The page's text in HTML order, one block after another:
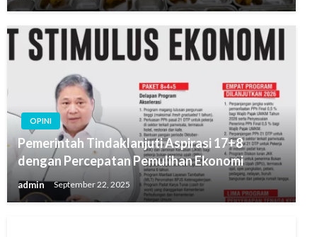
OPINI
Pemerintah Tindaklanjuti Aspirasi 17+8
dengan Percepatan Pemulihan Ekonomi
admin September 22, 2025